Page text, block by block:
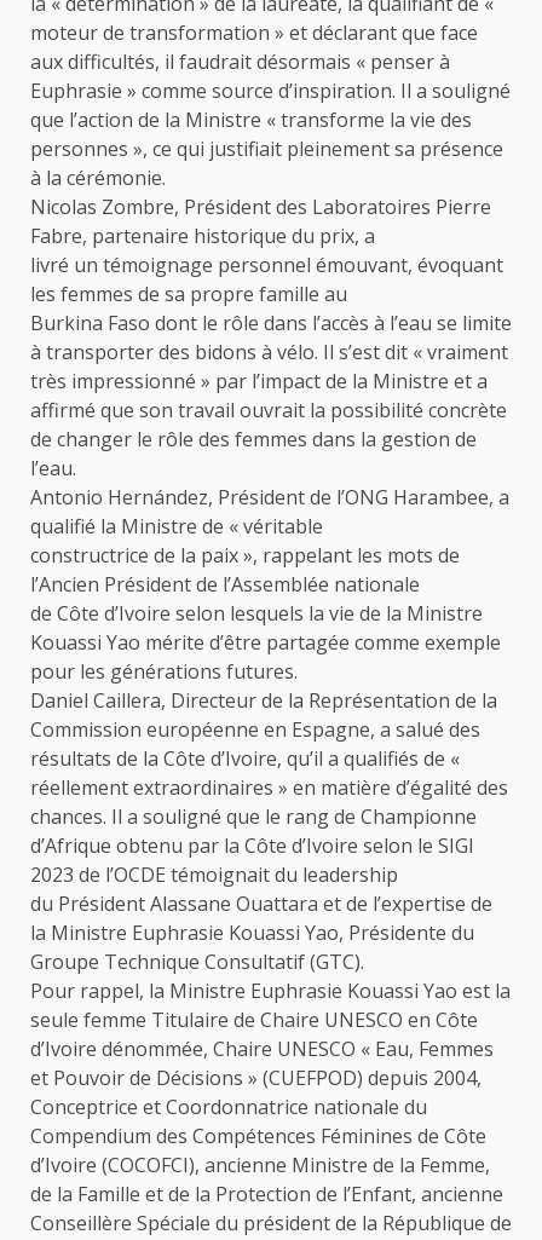
moteur de transformation » et déclarant que face
aux difficultés, il faudrait désormais « penser à
Euphrasie » comme source d’inspiration. Il a souligné
que l’action de la Ministre « transforme la vie des
personnes », ce qui justifiait pleinement sa présence
à la cérémonie.
Nicolas Zombre, Président des Laboratoires Pierre
Fabre, partenaire historique du prix, a
livré un témoignage personnel émouvant, évoquant
les femmes de sa propre famille au
Burkina Faso dont le rôle dans l’accès à l’eau se limite
à transporter des bidons à vélo. Il s’est dit « vraiment
très impressionné » par l’impact de la Ministre et a
affirmé que son travail ouvrait la possibilité concrète
de changer le rôle des femmes dans la gestion de
l’eau.
Antonio Hernández, Président de l’ONG Harambee, a
qualifié la Ministre de « véritable
constructrice de la paix », rappelant les mots de
l’Ancien Président de l’Assemblée nationale
de Côte d’Ivoire selon lesquels la vie de la Ministre
Kouassi Yao mérite d’être partagée comme exemple
pour les générations futures.
Daniel Caillera, Directeur de la Représentation de la
Commission européenne en Espagne, a salué des
résultats de la Côte d’Ivoire, qu’il a qualifiés de «
réellement extraordinaires » en matière d’égalité des
chances. Il a souligné que le rang de Championne
d’Afrique obtenu par la Côte d’Ivoire selon le SIGI
2023 de l’OCDE témoignait du leadership
du Président Alassane Ouattara et de l’expertise de
la Ministre Euphrasie Kouassi Yao, Présidente du
Groupe Technique Consultatif (GTC).
Pour rappel, la Ministre Euphrasie Kouassi Yao est la
seule femme Titulaire de Chaire UNESCO en Côte
d’Ivoire dénommée, Chaire UNESCO « Eau, Femmes
et Pouvoir de Décisions » (CUEFPOD) depuis 2004,
Conceptrice et Coordonnatrice nationale du
Compendium des Compétences Féminines de Côte
d’Ivoire (COCOFCI), ancienne Ministre de la Femme,
de la Famille et de la Protection de l’Enfant, ancienne
Conseillère Spéciale du président de la République de